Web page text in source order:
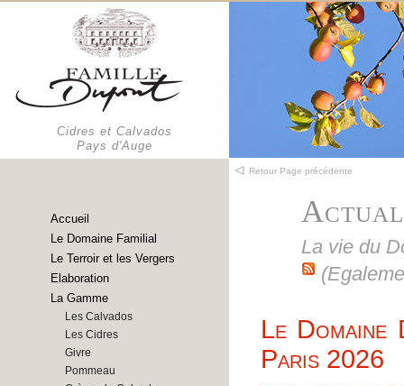
Cidres et Calvados
Pays d'Auge
Accueil
Le Domaine Familial
Le Terroir et les Vergers
Elaboration
La Gamme
Les Calvados
Les Cidres
Givre
Pommeau
La vie du
Le Domaine
Paris 2026
Retour Page précédente